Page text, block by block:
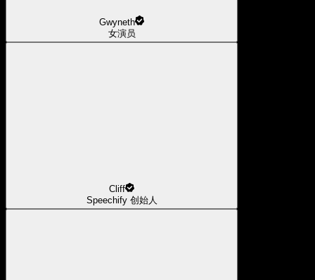
Gwyneth
女演员
Cliff
Speechify 创始人